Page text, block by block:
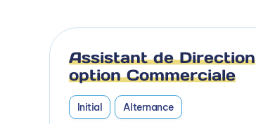
Assistant de Direction
option Commerciale
Initial Alternance